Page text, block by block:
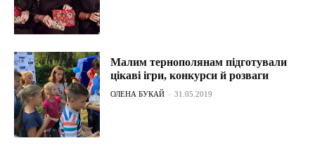
Малим тернополянам підготували
цікаві ігри, конкурси й розваги
ОЛЕНА БУКАЙ - 31.05.2019